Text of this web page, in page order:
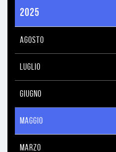
2025
AGOSTO
LUGLIO
GIUGNO
MAGGIO
MARZO